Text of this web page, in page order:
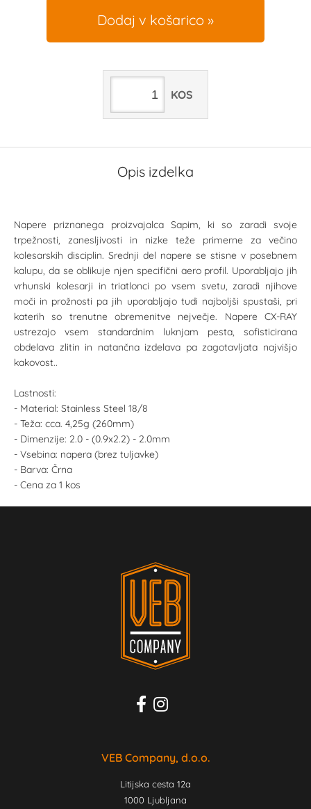
Dodaj v košarico
KOS
Opis izdelka
Napere priznanega proizvajalca Sapim, ki so zaradi svoje
trpežnosti, zanesljivosti in nizke teže primerne za večino
kolesarskih disciplin. Srednji del napere se stisne v posebnem
kalupu, da se oblikuje njen specifični aero profil. Uporabljajo jih
vrhunski kolesarji in triatlonci po vsem svetu, zaradi njihove
moči in prožnosti pa jih uporabljajo tudi najboljši spustaši, pri
katerih so trenutne obremenitve nejvečje. Napere CX-RAY
ustrezajo vsem standardnim luknjam pesta, sofisticirana
obdelava zlitin in natančna izdelava pa zagotavljata najvišjo
kakovost..
Lastnosti:
- Material: Stainless Steel 18/8
- Teža: cca. 4,25g (260mm)
- Dimenzije: 2.0 - (0.9x2.2) - 2.0mm
- Vsebina: napera (brez tuljavke)
- Barva: Črna
- Cena za 1 kos
VEB Company, d.o.o.
Litijska cesta 12a
1000 Ljubljana